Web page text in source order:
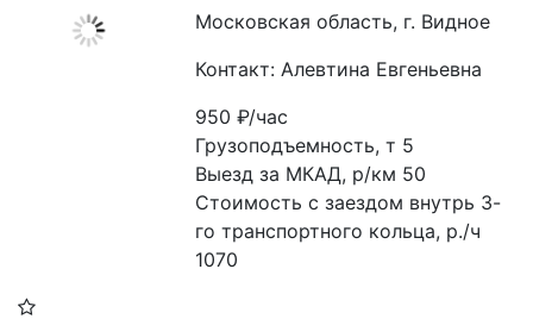
Московская область, г. Видное
Контакт: Алевтина Евгеньевна
950₽/час
Грузоподъемность, т 5
Выезд за МКАД, р/км 50
Стоимость с заездом внутрь 3-
го транспортного кольца, р./ч
1070